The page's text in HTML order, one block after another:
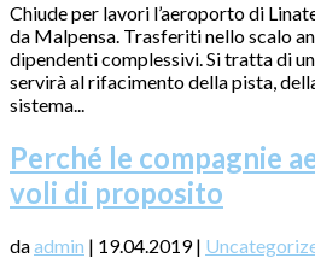
Chiude per lavori l’aeroporto di
da Malpensa. Trasferiti nello scalo
dipendenti complessivi. Si tratta di
servirà al rifacimento della pista,
sistema...
Perché le compagnie
voli di proposito
daadmin | 19.04.2019|